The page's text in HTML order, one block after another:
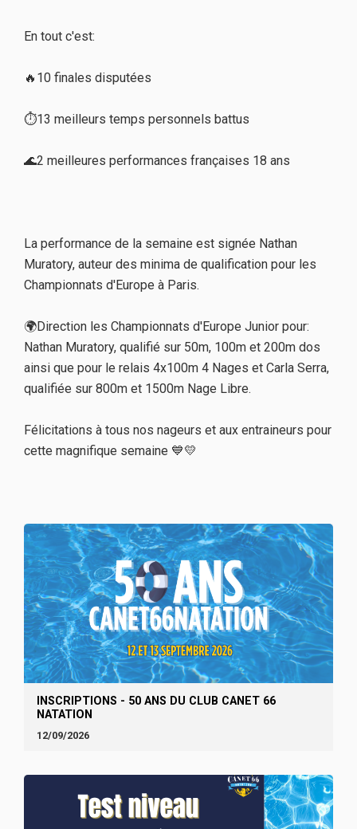
En tout c'est:
🔥10 finales disputées
⏱13 meilleurs temps personnels battus
🌊2 meilleures performances françaises 18 ans
La performance de la semaine est signée Nathan
Muratory, auteur des minima de qualification pour les
Championnats d'Europe à Paris.
🌍Direction les Championnats d'Europe Junior pour:
Nathan Muratory, qualifié sur 50m, 100m et 200m dos
ainsi que pour le relais 4x100m 4 Nages et Carla Serra,
qualifiée sur 800m et 1500m Nage Libre.
Félicitations à tous nos nageurs et aux entraineurs pour
cette magnifique semaine 💙💛
INSCRIPTIONS - 50 ANS DU CLUB CANET 66
NATATION
12/09/2026